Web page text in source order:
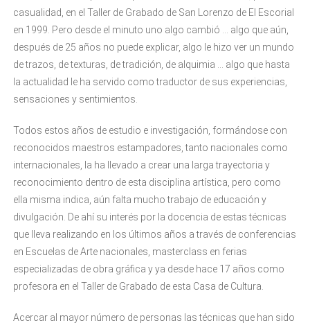
casualidad, en el Taller de Grabado de San Lorenzo de El Escorial
en 1999. Pero desde el minuto uno algo cambió … algo que aún,
después de 25 años no puede explicar, algo le hizo ver un mundo
de trazos, de texturas, de tradición, de alquimia … algo que hasta
la actualidad le ha servido como traductor de sus experiencias,
sensaciones y sentimientos.
Todos estos años de estudio e investigación, formándose con
reconocidos maestros estampadores, tanto nacionales como
internacionales, la ha llevado a crear una larga trayectoria y
reconocimiento dentro de esta disciplina artística, pero como
ella misma indica, aún falta mucho trabajo de educación y
divulgación. De ahí su interés por la docencia de estas técnicas
que lleva realizando en los últimos años a través de conferencias
en Escuelas de Arte nacionales, masterclass en ferias
especializadas de obra gráfica y ya desde hace 17 años como
profesora en el Taller de Grabado de esta Casa de Cultura.
Acercar al mayor número de personas las técnicas que han sido